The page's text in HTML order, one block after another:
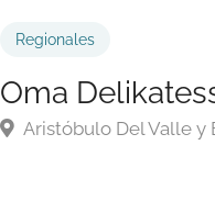
Regionales
Oma
Aristóbulo Del Valle y